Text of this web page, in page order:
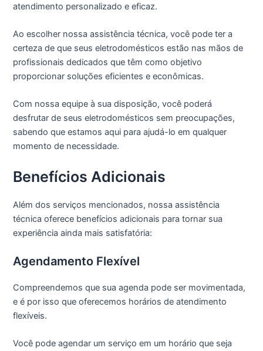
atendimento personalizado e eficaz.
Ao escolher nossa assistência técnica, você pode ter a
certeza de que seus eletrodomésticos estão nas mãos de
profissionais dedicados que têm como objetivo
proporcionar soluções eficientes e econômicas.
Com nossa equipe à sua disposição, você poderá
desfrutar de seus eletrodomésticos sem preocupações,
sabendo que estamos aqui para ajudá-lo em qualquer
momento de necessidade.
Benefícios Adicionais
Além dos serviços mencionados, nossa assistência
técnica oferece benefícios adicionais para tornar sua
experiência ainda mais satisfatória:
Agendamento Flexível
Compreendemos que sua agenda pode ser movimentada,
e é por isso que oferecemos horários de atendimento
flexíveis.
Você pode agendar um serviço em um horário que seja